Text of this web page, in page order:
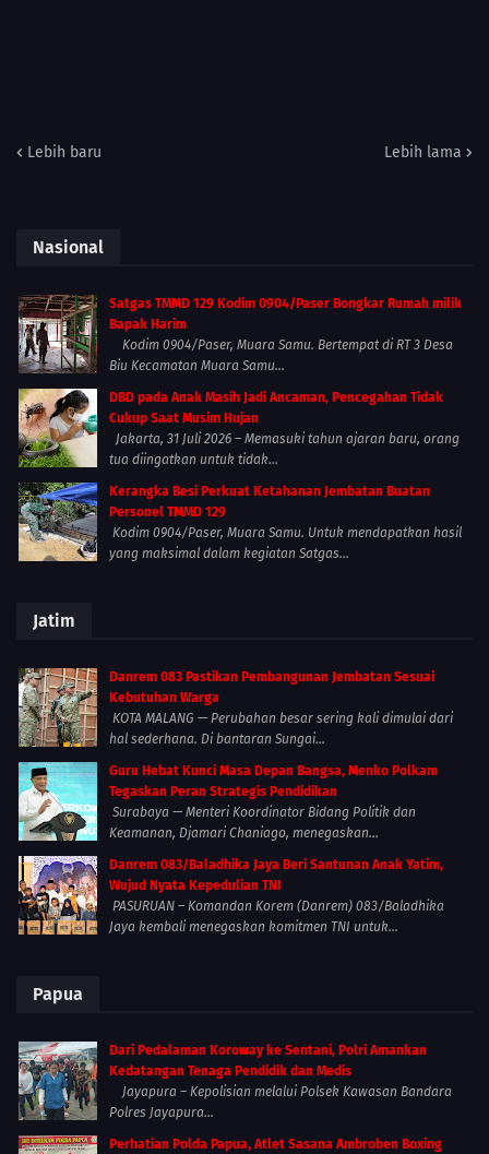
Lebih baru Lebih lama
Nasional
Satgas TMMD 129 Kodim 0904/Paser Bongkar Rumah milik
Bapak Harim
Kodim 0904/Paser, Muara Samu. Bertempat di RT 3 Desa
Biu Kecamatan Muara Samu...
DBD pada Anak Masih Jadi Ancaman, Pencegahan Tidak
Cukup Saat Musim Hujan
Jakarta, 31 Juli 2026 – Memasuki tahun ajaran baru, orang
tua diingatkan untuk tidak...
Kerangka Besi Perkuat Ketahanan Jembatan Buatan
Personel TMMD 129
Kodim 0904/Paser, Muara Samu. Untuk mendapatkan hasil
yang maksimal dalam kegiatan Satgas...
Jatim
Danrem 083 Pastikan Pembangunan Jembatan Sesuai
Kebutuhan Warga
KOTA MALANG — Perubahan besar sering kali dimulai dari
hal sederhana. Di bantaran Sungai...
Guru Hebat Kunci Masa Depan Bangsa, Menko Polkam
Tegaskan Peran Strategis Pendidikan
Surabaya — Menteri Koordinator Bidang Politik dan
Keamanan, Djamari Chaniago, menegaskan...
Danrem 083/Baladhika Jaya Beri Santunan Anak Yatim,
Wujud Nyata Kepedulian TNI
PASURUAN – Komandan Korem (Danrem) 083/Baladhika
Jaya kembali menegaskan komitmen TNI untuk...
Papua
Dari Pedalaman Koroway ke Sentani, Polri Amankan
Kedatangan Tenaga Pendidik dan Medis
Jayapura – Kepolisian melalui Polsek Kawasan Bandara
Polres Jayapura...
Perhatian Polda Papua, Atlet Sasana Ambroben Boxing